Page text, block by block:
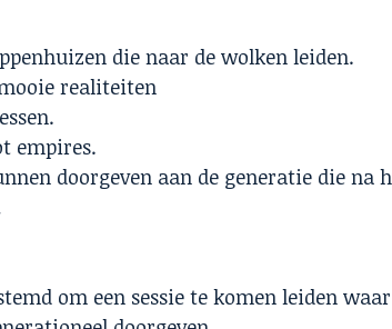
die naar de wolken leiden.
realiteiten
empires.
doorgeven aan de generatie die na
om een sessie te komen leiden